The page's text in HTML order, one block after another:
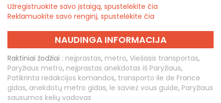
Užregistruokite savo įstaigą, spustelėkite čia
Reklamuokite savo renginį, spustelėkite čia
NAUDINGA INFORMACIJA
Raktiniai žodžiai : neįprastas, metro, Viešasis transportas,
Paryžiaus metro, neįprastas anekdotas iš Paryžiaus,
Patikrinta redakcijos komandos, transporto ile de France
gidas, anekdotų metro gidas, le saviez vous guide, Paryžiaus
sausumos kelių vadovas